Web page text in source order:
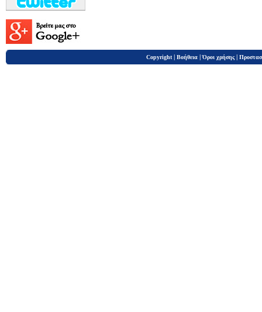
Copyright | Βοήθεια |Όροι χρήσης |